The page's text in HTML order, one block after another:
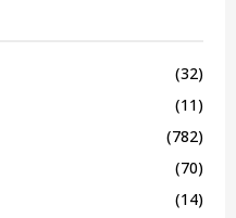
(32)
(11)
(782)
(70)
(14)